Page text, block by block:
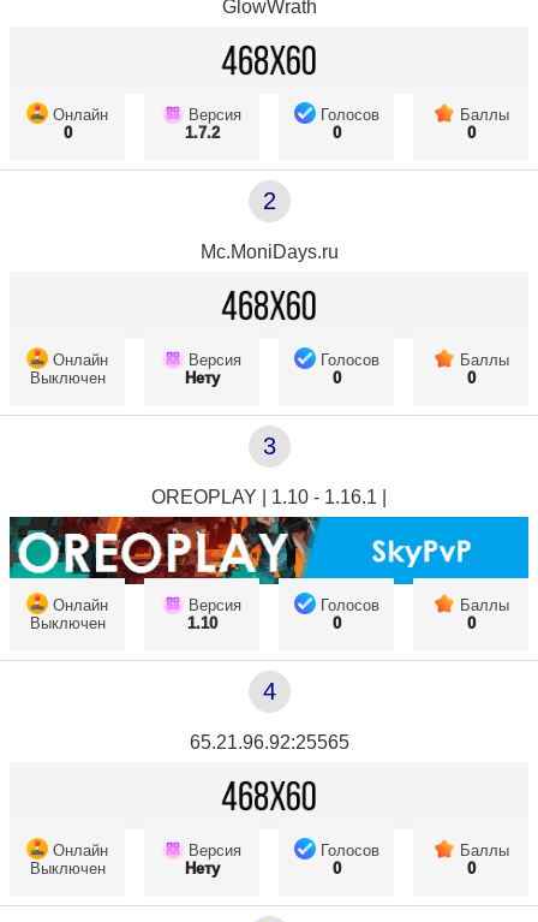
GlowWrath
Онлайн
0
Версия
1.7.2
Голосов
0
Баллы
0
2
Mc.MoniDays.ru
Онлайн
Выключен
Версия
Нету
Голосов
0
Баллы
0
3
OREOPLAY | 1.10 - 1.16.1 |
Онлайн
Выключен
Версия
1.10
Голосов
0
Баллы
0
4
65.21.96.92:25565
Онлайн
Выключен
Версия
Нету
Голосов
0
Баллы
0